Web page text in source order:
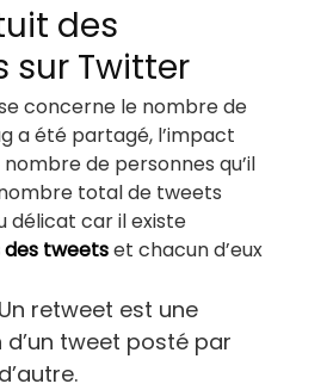
des
sur Twitter
concerne le nombre de
a été partagé, l’impact
nombre de personnes qu’il
total de tweets
délicat car il existe
tweetset chacun d’eux
retweet est une
tweet posté par